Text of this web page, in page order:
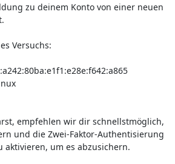
zu deinem Konto von einer neuen
Versuchs:
empfehlen wir dir schnellstmöglich,
und die Zwei-Faktor-Authentisierung
aktivieren, um es abzusichern.